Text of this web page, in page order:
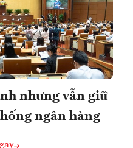
nhưng vẫn giữ
ngân hàng